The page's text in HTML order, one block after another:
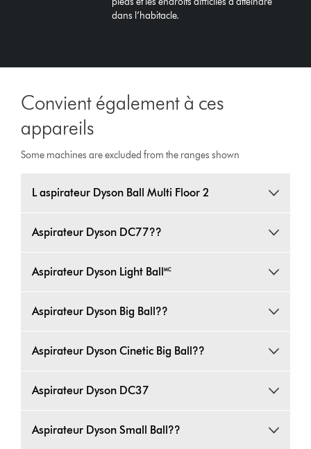
dans l’habitacle.
Convient également à ces
appareils
Some machines are excluded from the ranges shown
L aspirateur Dyson Ball Multi Floor 2
Aspirateur Dyson DC77??
Aspirateur Dyson Light Ball🅪
Aspirateur Dyson Big Ball??
Aspirateur Dyson Cinetic Big Ball??
Aspirateur Dyson DC37
Aspirateur Dyson Small Ball??